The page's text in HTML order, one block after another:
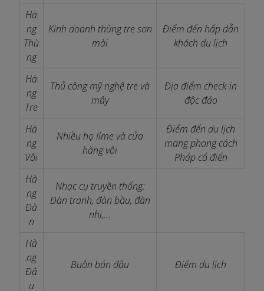
Hà
ng
Thù
ng
Kinh doanh thùng tre sơn
mài
Điểm đến hấp dẫn
khách du lịch
Hà
ng
Tre
Thủ công mỹ nghệ tre và
mây
Địa điểm check-in
độc đáo
Hà
ng
Vôi
Nhiều họ Ilme và cửa
hàng vôi
Điểm đến du lịch
mang phong cách
Pháp cổ điển
Hà
ng
Đà
n
Nhạc cụ truyền thống:
Đàn tranh, đàn bầu, đàn
nhị,...
Hà
ng
Đậ
u
Buôn bán đậu Điểm du lịch